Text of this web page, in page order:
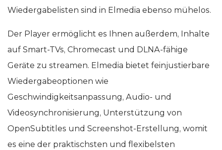
Wiedergabelisten sind in Elmedia ebenso mühelos.
Der Player ermöglicht es Ihnen außerdem, Inhalte
auf Smart-TVs, Chromecast und DLNA-fähige
Geräte zu streamen. Elmedia bietet feinjustierbare
Wiedergabeoptionen wie
Geschwindigkeitsanpassung, Audio- und
Videosynchronisierung, Unterstützung von
OpenSubtitles und Screenshot-Erstellung, womit
es eine der praktischsten und flexibelsten